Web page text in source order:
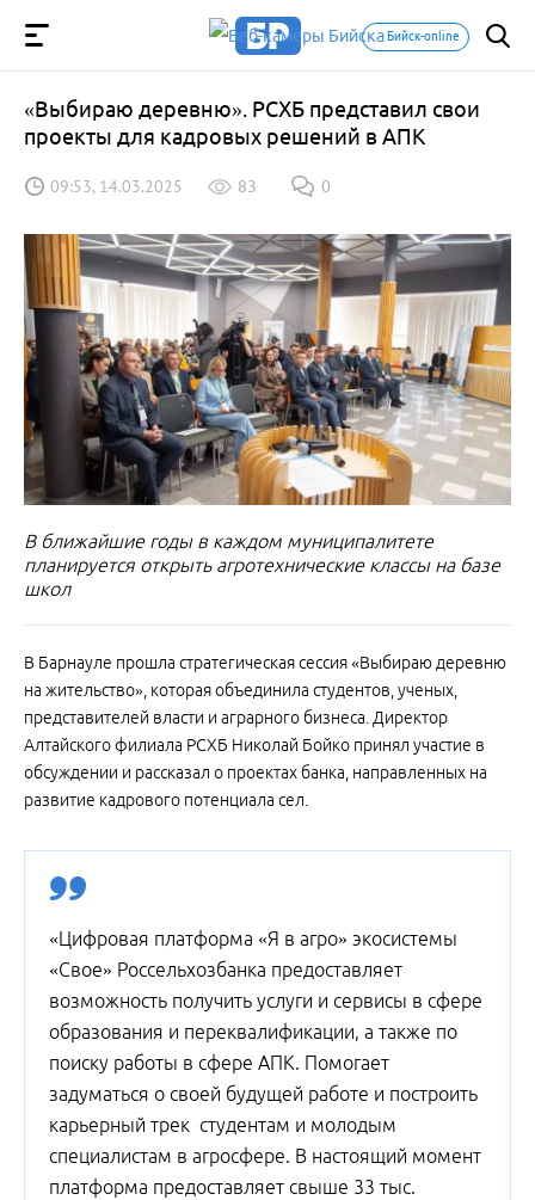
Бийск-online
«Выбираю деревню». РСХБ представил свои
проекты для кадровых решений в АПК
09:53, 14.03.2025 83 0
В ближайшие годы в каждом муниципалитете
планируется открыть агротехнические классы на базе
школ
В Барнауле прошла стратегическая сессия «Выбираю деревню
на жительство», которая объединила студентов, ученых,
представителей власти и аграрного бизнеса. Директор
Алтайского филиала РСХБ Николай Бойко принял участие в
обсуждении и рассказал о проектах банка, направленных на
развитие кадрового потенциала сел.
«Цифровая платформа «Я в агро» экосистемы
«Свое» Россельхозбанка предоставляет
возможность получить услуги и сервисы в сфере
образования и переквалификации, а также по
поиску работы в сфере АПК. Помогает
задуматься о своей будущей работе и построить
карьерный трек студентам и молодым
специалистам в агросфере. В настоящий момент
платформа предоставляет свыше 33 тыс.